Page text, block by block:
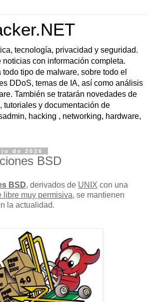
tecnología, privacidad y seguridad.
noticias con información completa.
tipo de malware, sobre todo el
DDoS, temas de IA, así como análisis
También se tratarán novedades de
tutoriales y documentación de
hacking , networking, hardware,
de 2026
BSD
BSD, derivados de UNIX con una
libre muy permisiva, se mantienen
la actualidad.